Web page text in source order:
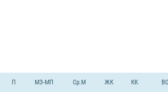
П МЗ-МП Ср.М ЖК КК ВО